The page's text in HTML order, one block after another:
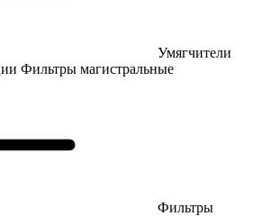
Умягчители
Фильтры магистральные
Фильтры